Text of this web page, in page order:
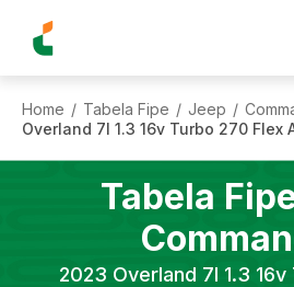
Home / Tabela Fipe / Jeep /
Overland 7l 1.3 16v Turbo 270 Flex
Tabela
2023 Overland 7l 1.3